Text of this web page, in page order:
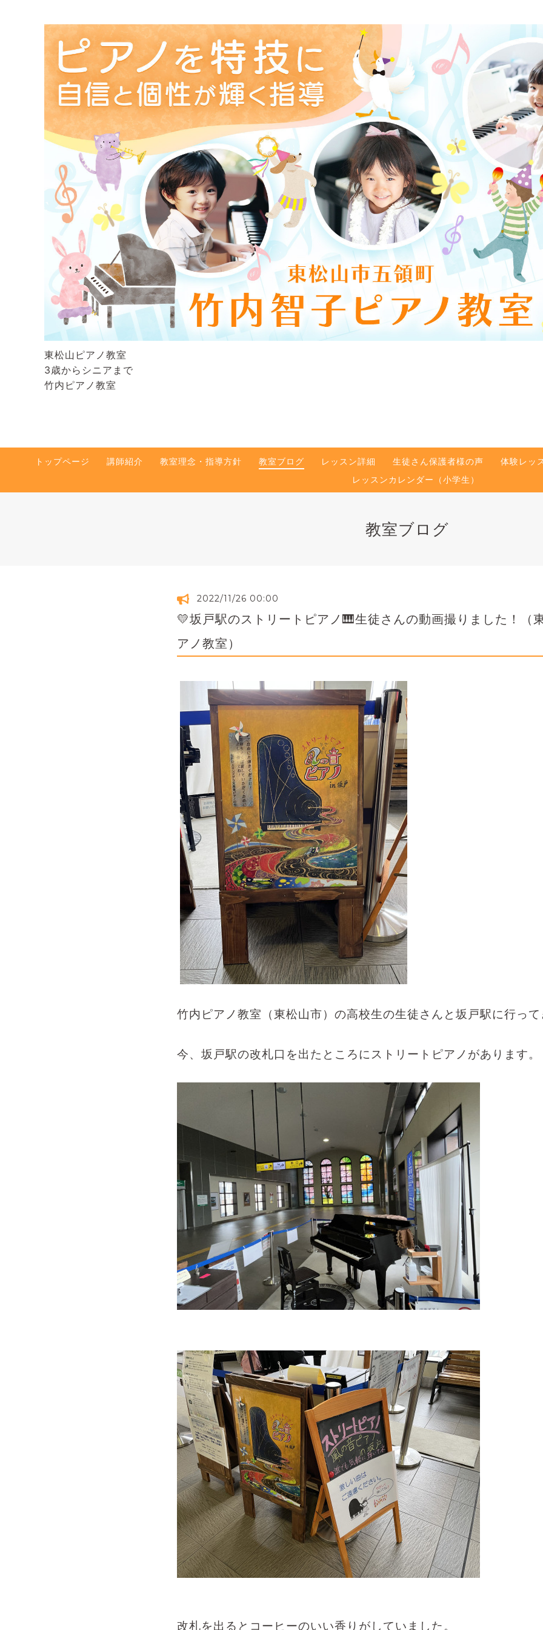
東松山ピアノ教室
3歳からシニアまで
竹内ピアノ教室
トップページ 講師紹介 教室理念・指導方針 教室ブログ レッスン詳細 生徒さん保護者様の声 体験レッ
レッスンカレンダー（小学生）
教室ブログ
2022/11/26 00:00
💛坂戸駅のストリートピアノ🎹生徒さんの動画撮りました！（
アノ教室）
竹内ピアノ教室（東松山市）の高校生の生徒さんと坂戸駅に行って
今、坂戸駅の改札口を出たところにストリートピアノがあります。
改札を出るとコーヒーのいい香りがしていました。